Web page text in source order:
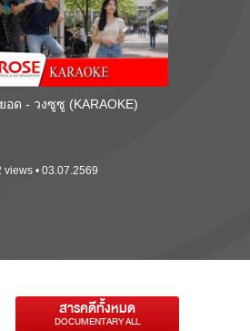
อด - วงซูซู (KARAOKE)
views • 03.07.2569
สารคดีทั้งหมด
DOCUMENTARY ALL